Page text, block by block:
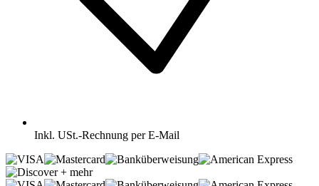
Inkl. USt.-Rechnung per E-Mail
+ mehr